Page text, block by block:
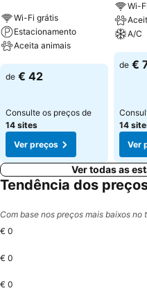
Wi-Fi grátis
Estacionamento
Aceita animais
Ver preços
de € 42
Consulte os preços de
14 sites
Ver preços
Wi-
A/C
Ver
de €
14
Ver
Ver todas as
Tendência dos
Com base nos preços mais baixos
€ 0
€ 0
€ 0